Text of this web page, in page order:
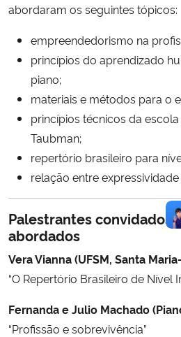
abordaram os seguintes tópicos:
empreendedorismo na
princípios do aprendizado
piano;
materiais e métodos para o
princípios técnicos da
Taubman;
repertório brasileiro para
relação entre
Palestrantes convidados
abordados
Vera Vianna (UFSM, Santa
“O Repertório Brasileiro de Nível
Fernanda e Julio Machado
“Profissão e sobrevivência”